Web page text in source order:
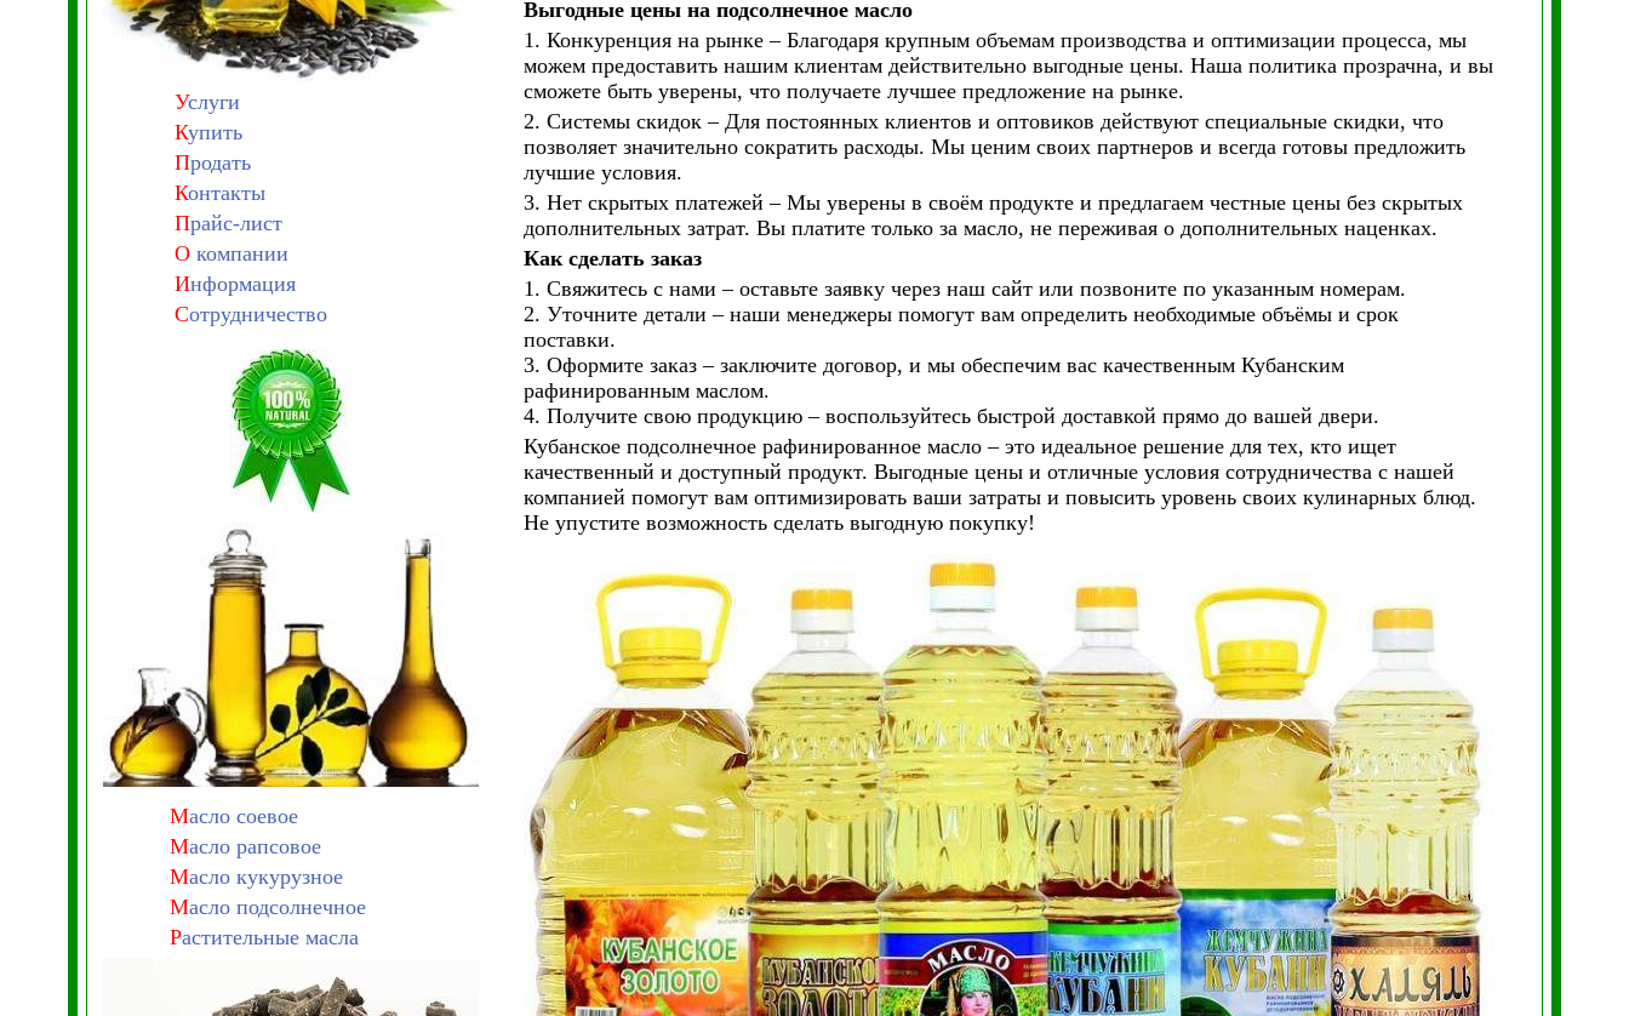
Услуги
Купить
Продать
Контакты
Прайс-лист
Окомпании
Информация
Сотрудничество
Масло соевое
Масло рапсовое
Масло кукурузное
Масло подсолнечное
Растительные масла
Выгодные цены на подсолнечное масло
1. Конкуренция на рынке – Благодаря крупным объемам производства и оптимизации процесса, мы
можем предоставить нашим клиентам действительно выгодные цены. Наша политика прозрачна, и вы
сможете быть уверены, что получаете лучшее предложение на рынке.
2. Системы скидок – Для постоянных клиентов и оптовиков действуют специальные скидки, что
позволяет значительно сократить расходы. Мы ценим своих партнеров и всегда готовы предложить
лучшие условия.
3. Нет скрытых платежей – Мы уверены в своём продукте и предлагаем честные цены без скрытых
дополнительных затрат. Вы платите только за масло, не переживая о дополнительных наценках.
Как сделать заказ
1. Свяжитесь с нами – оставьте заявку через наш сайт или позвоните по указанным номерам.
2. Уточните детали – наши менеджеры помогут вам определить необходимые объёмы и срок
поставки.
3. Оформите заказ – заключите договор, и мы обеспечим вас качественным Кубанским
рафинированным маслом.
4. Получите свою продукцию – воспользуйтесь быстрой доставкой прямо до вашей двери.
Кубанское подсолнечное рафинированное масло – это идеальное решение для тех, кто ищет
качественный и доступный продукт. Выгодные цены и отличные условия сотрудничества с нашей
компанией помогут вам оптимизировать ваши затраты и повысить уровень своих кулинарных блюд.
Не упустите возможность сделать выгодную покупку!